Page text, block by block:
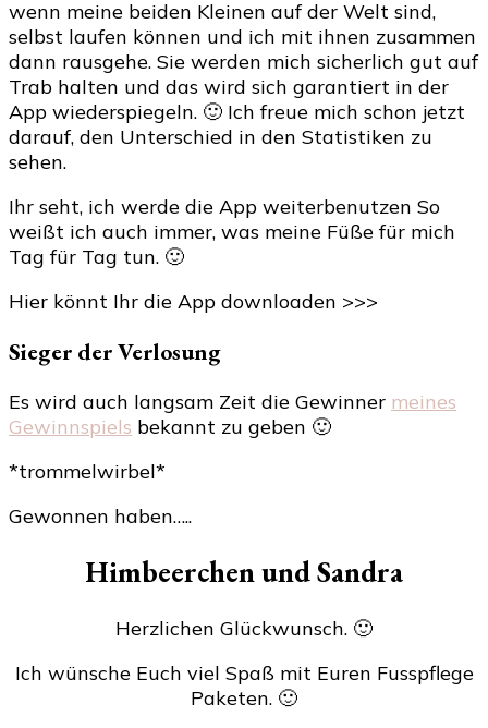
wenn meine beiden Kleinen auf der Welt sind,
selbst laufen können und ich mit ihnen zusammen
dann rausgehe. Sie werden mich sicherlich gut auf
Trab halten und das wird sich garantiert in der
App wiederspiegeln. 🙂 Ich freue mich schon jetzt
darauf, den Unterschied in den Statistiken zu
sehen.
Ihr seht, ich werde die App weiterbenutzen So
weißt ich auch immer, was meine Füße für mich
Tag für Tag tun. 🙂
Hier könnt Ihr die App downloaden >>>
Sieger der Verlosung
Es wird auch langsam Zeit die Gewinner meines
Gewinnspiels bekannt zu geben 🙂
*trommelwirbel*
Gewonnen haben…..
Himbeerchen und Sandra
Herzlichen Glückwunsch. 🙂
Ich wünsche Euch viel Spaß mit Euren Fusspflege
Paketen. 🙂